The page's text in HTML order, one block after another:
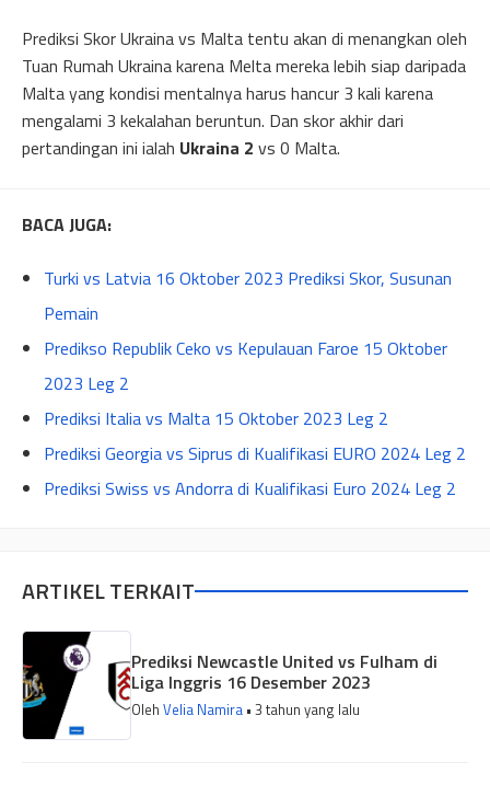
Prediksi Skor Ukraina vs Malta tentu akan di menangkan oleh
Tuan Rumah Ukraina karena Melta mereka lebih siap daripada
Malta yang kondisi mentalnya harus hancur 3 kali karena
mengalami 3 kekalahan beruntun. Dan skor akhir dari
pertandingan ini ialah Ukraina 2 vs 0 Malta.
BACA JUGA:
Turki vs Latvia 16 Oktober 2023 Prediksi Skor, Susunan
Pemain
Predikso Republik Ceko vs Kepulauan Faroe 15 Oktober
2023 Leg 2
Prediksi Italia vs Malta 15 Oktober 2023 Leg 2
Prediksi Georgia vs Siprus di Kualifikasi EURO 2024 Leg 2
Prediksi Swiss vs Andorra di Kualifikasi Euro 2024 Leg 2
ARTIKEL TERKAIT
Prediksi Newcastle United vs Fulham di
Liga Inggris 16 Desember 2023
Oleh Velia Namira • 3 tahun yang lalu